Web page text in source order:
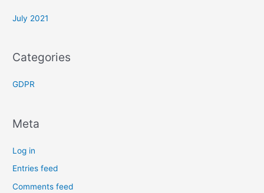
July 2021
Categories
GDPR
Meta
Log in
Entries feed
Comments feed